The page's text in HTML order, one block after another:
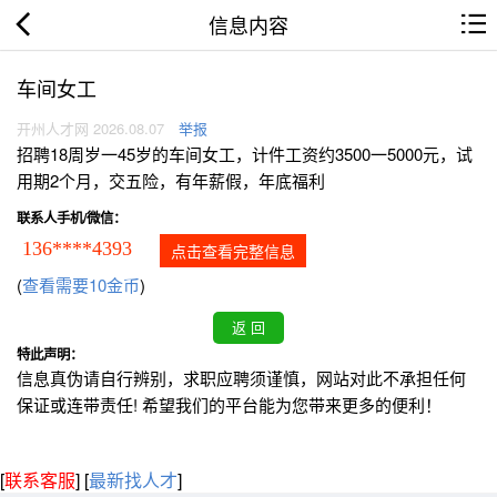
信息内容
车间女工
开州人才网 2026.08.07 举报
招聘18周岁一45岁的车间女工，计件工资约3500一5000元，试
用期2个月，交五险，有年薪假，年底福利
联系人手机/微信：
136****4393 点击查看完整信息
(查看需要10金币)
特此声明：
信息真伪请自行辨别，求职应聘须谨慎，网站对此不承担任何
保证或连带责任! 希望我们的平台能为您带来更多的便利！
[联系客服] [最新找人才]